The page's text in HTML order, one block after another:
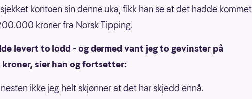
kontoen sin denne uka, fikk han se at det hadde kommet
kroner fra Norsk Tipping.
levert to lodd - og dermed vant jeg to gevinster på
sier han og fortsetter:
ikke jeg helt skjønner at det har skjedd ennå.